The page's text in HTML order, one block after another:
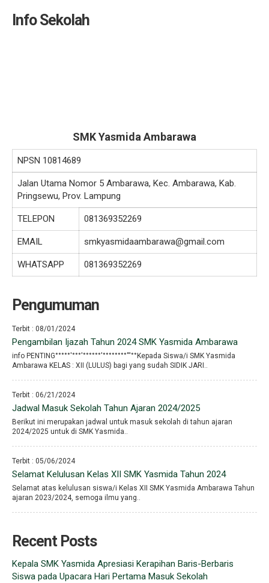
Info Sekolah
SMK Yasmida Ambarawa
NPSN 10814689
Jalan Utama Nomor 5 Ambarawa, Kec. Ambarawa, Kab.
Pringsewu, Prov. Lampung
TELEPON 081369352269
EMAIL smkyasmidaambarawa@gmail.com
WHATSAPP 081369352269
Pengumuman
Terbit : 08/01/2024
Pengambilan Ijazah Tahun 2024 SMK Yasmida Ambarawa
info PENTING°°°°°′°°°′°°°°°°′°°°°°°°°′′′°°Kepada Siswa/i SMK Yasmida
Ambarawa KELAS : XII (LULUS) bagi yang sudah SIDIK JARI..
Terbit : 06/21/2024
Jadwal Masuk Sekolah Tahun Ajaran 2024/2025
Berikut ini merupakan jadwal untuk masuk sekolah di tahun ajaran
2024/2025 untuk di SMK Yasmida..
Terbit : 05/06/2024
Selamat Kelulusan Kelas XII SMK Yasmida Tahun 2024
Selamat atas kelulusan siswa/i Kelas XII SMK Yasmida Ambarawa Tahun
ajaran 2023/2024, semoga ilmu yang..
Recent Posts
Kepala SMK Yasmida Apresiasi Kerapihan Baris-Berbaris
Siswa pada Upacara Hari Pertama Masuk Sekolah